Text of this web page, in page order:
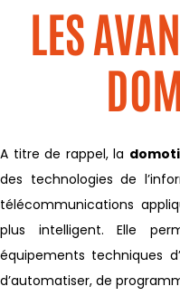
LES
A titre de rappel, la
des technologies de
télécommunications
plus intelligent. Elle
équipements techniques
d’automatiser, de